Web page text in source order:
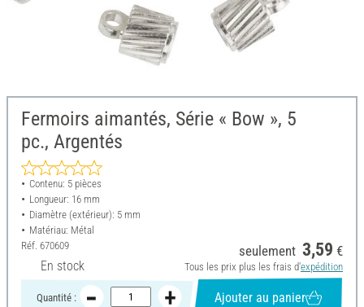
Fermoirs aimantés, Série « Bow », 5
pc., Argentés
Contenu: 5 pièces
Longueur: 16 mm
Diamètre (extérieur): 5 mm
Matériau: Métal
Réf. 670609
En stock
seulement 3,59 €
Tous les prix plus les frais d'expédition
Quantité : Ajouter au panier